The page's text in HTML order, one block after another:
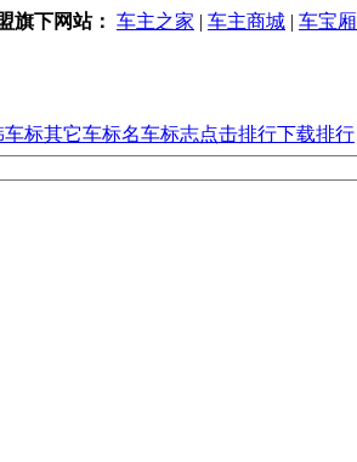
旗下网站： 车主之家 | 车主商城 | 车宝厢
车标其它车标名车标志点击排行下载排行